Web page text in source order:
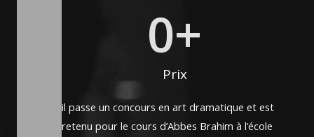
0+
Prix
il passe un concours en art dramatique et est
retenu pour le cours d’Abbes Brahim à l’école